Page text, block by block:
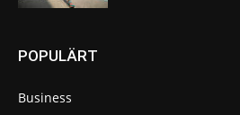
POPULÄRT
Business